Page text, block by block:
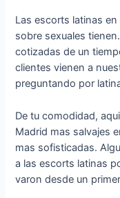
Las escorts latinas
sobre sexuales
cotizadas de un
clientes vienen a
preguntando por
De tu comodidad,
Madrid mas salvajes
mas sofisticadas.
a las escorts latinas
varon desde un